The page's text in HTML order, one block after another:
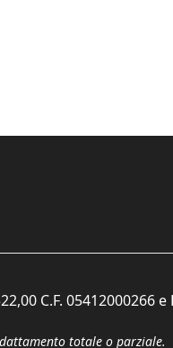
C.F. 05412000266 e
totale o parziale.